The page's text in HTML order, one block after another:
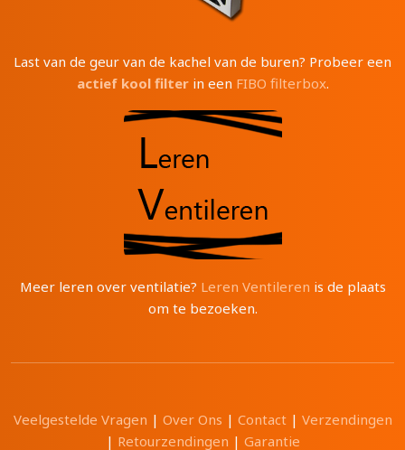
Last van de geur van de kachel van de buren? Probeer een
actief kool filterin een FIBO filterbox.
Meer leren over ventilatie? Leren Ventileren is de plaats
om te bezoeken.
Veelgestelde Vragen | Over Ons | Contact| Verzendingen
| Retourzendingen | Garantie